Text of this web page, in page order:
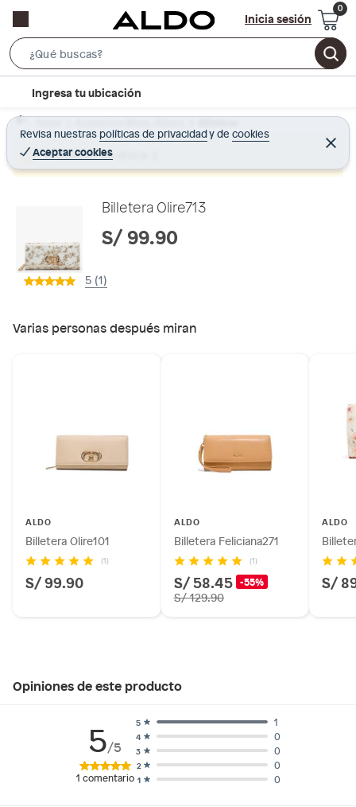
Inicia sesión
e
r
c
B
r
c
t
n
Ingresa tu ubicación
Revisa nuestras políticas de privacidadyde cookies
Aceptar cookies
C
e
r
Home Accesorios Moda - Bolsos Billeteras
Producto sin stock :(
Billetera Olire713
S/ 99.90
5 (1)
Varias personas después miran
ALDO
Billetera Olire101
(1)
S/ 99.90
ALDO
Billetera Feliciana271
(1)
S/ 58.45 -55%
S/ 129.90
ALDO
S/
Opiniones de este producto
5/5
1 comentario 1 0
2 0
3 0
4 0
5 1